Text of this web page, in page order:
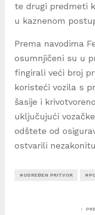
te drugi predmeti
u kaznenom
Prema navodima
osumnjičeni su u
fingirali veći broj
koristeći vozila s
šasije i
uključujući
odštete od
ostvarili
#ODREĐEN PRITVOR